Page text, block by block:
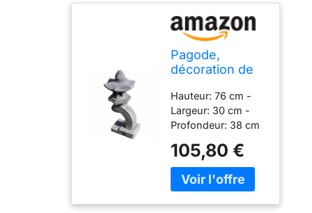
Pagode,
décoration de
Lanterne,
Lampe
Japonaise
Grise, 1 Niveau
(10528)
Hauteur: 76 cm -
Largeur: 30 cm -
Profondeur: 38 cm
reconstitué - Poids:
26,5 kg
105,80 €